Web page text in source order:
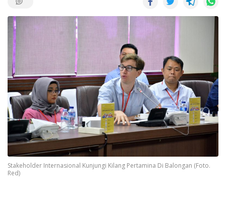
Stakeholder Internasional Kunjungi Kilang Pertamina Di Balongan (Foto.
Red)